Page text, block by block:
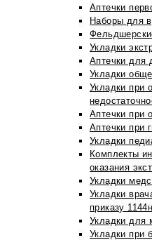
Аптечки
Наборы для
Укладки
Аптечки для
Укладки
Укладки при
Аптечки при
Аптечки при
Укладки
Комплекты
оказания
Укладки
Укладки
приказу 1144н
Укладки для
Укладки при